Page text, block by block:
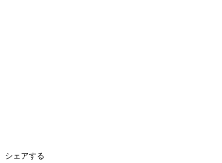
シェアする